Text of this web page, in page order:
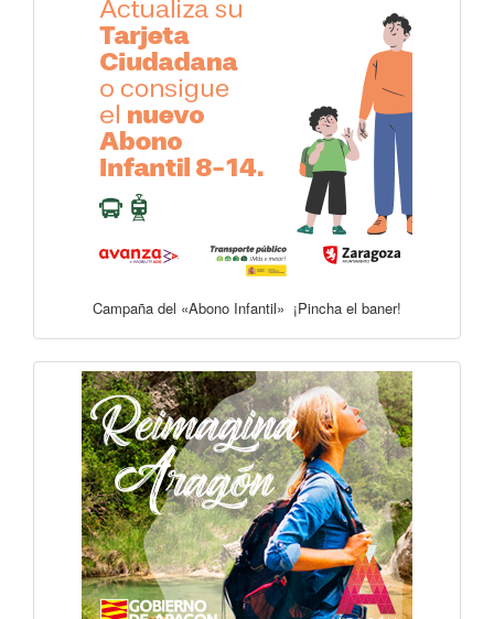
Campaña del «Abono Infantil» ¡Pincha el baner!